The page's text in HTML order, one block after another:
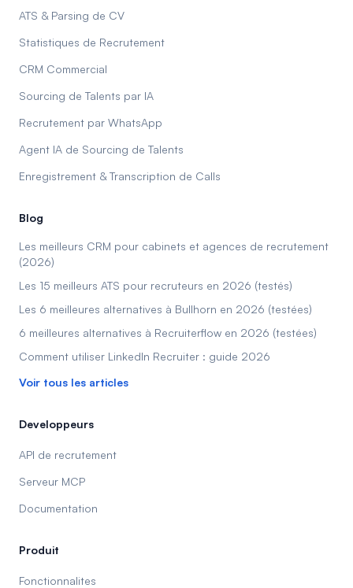
ATS & Parsing de CV
Statistiques de Recrutement
CRM Commercial
Sourcing de Talents par IA
Recrutement par WhatsApp
Agent IA de Sourcing de Talents
Enregistrement & Transcription de Calls
Blog
Les meilleurs CRM pour cabinets et agences de recrutement
(2026)
Les 15 meilleurs ATS pour recruteurs en 2026 (testés)
Les 6 meilleures alternatives à Bullhorn en 2026 (testées)
6 meilleures alternatives à Recruiterflow en 2026 (testées)
Comment utiliser LinkedIn Recruiter : guide 2026
Voir tous les articles
Developpeurs
API de recrutement
Serveur MCP
Documentation
Produit
Fonctionnalites